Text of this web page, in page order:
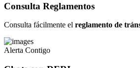
Consulta Reglamentos
Consulta fácilmente el reglamento de
Alerta Contigo